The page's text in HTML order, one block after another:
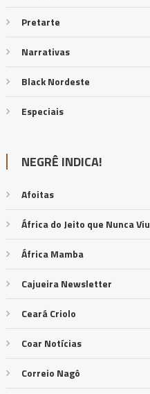
Pretarte
Narrativas
Black Nordeste
Especiais
NEGRÊ INDICA!
Afoitas
África do Jeito que Nunca Viu
África Mamba
Cajueira Newsletter
Ceará Criolo
Coar Notícias
Correio Nagô